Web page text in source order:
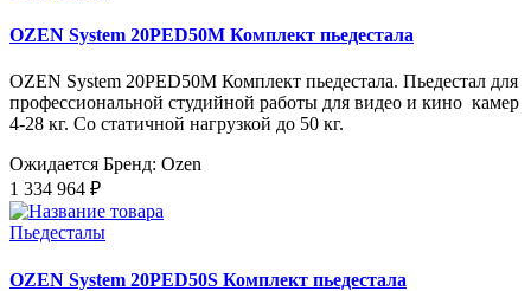
OZEN System 20PED50M Комплект пьедестала
OZEN System 20PED50M Комплект пьедестала. Пьедестал для
профессиональной студийной работы для видео и кино камер
4-28 кг. Со статичной нагрузкой до 50 кг.
Ожидается Бренд: Ozen
1 334 964 ₽
Пьедесталы
OZEN System 20PED50S Комплект пьедестала